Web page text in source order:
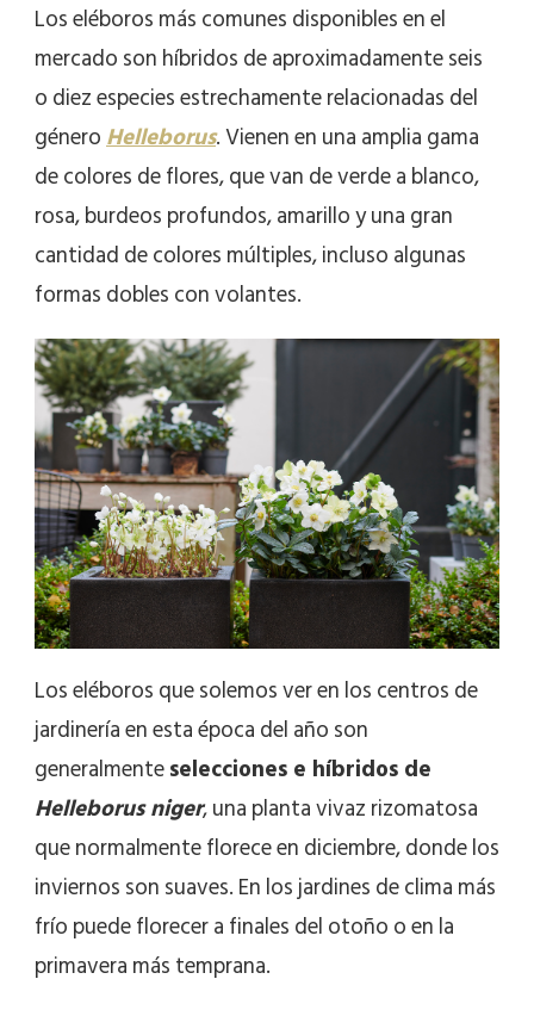
Los eléboros más comunes disponibles en el
mercado son híbridos de aproximadamente seis
o diez especies estrechamente relacionadas del
géneroHelleborus. Vienen en una amplia gama
de colores de flores, que van de verde a blanco,
rosa, burdeos profundos, amarillo y una gran
cantidad de colores múltiples, incluso algunas
formas dobles con volantes.
Los eléboros que solemos ver en los centros de
jardinería en esta época del año son
generalmenteselecciones e híbridos de
Helleborus niger, una planta vivaz rizomatosa
que normalmente florece en diciembre, donde los
inviernos son suaves. En los jardines de clima más
frío puede florecer a finales del otoño o en la
primavera más temprana.